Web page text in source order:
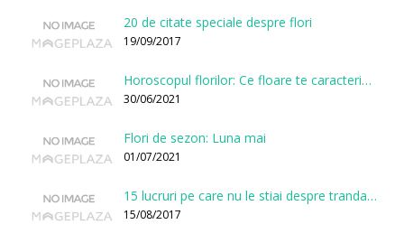
20 de citate speciale despre flori
19/09/2017
Horoscopul florilor: Ce floare te caracterizeaza in functie de ziua nasterii?
30/06/2021
Flori de sezon: Luna mai
01/07/2021
15 lucruri pe care nu le stiai despre trandafiri
15/08/2017